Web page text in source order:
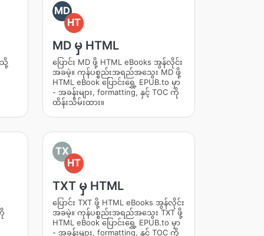
သို့
MD
HT
MD မှ HTML
ပြောင်း MD ဖို့ HTML eBooks အွန်လိုင်း
အခမဲ့။ ကုန်ပစ္စည်းအရည်အသွေး MD ဖို့
HTML eBook ပြောင်းရွှေ့ EPUB.to မှာ
- အခန်းများ, formatting, နှင့် TOC ကို
ထိန်းသိမ်းထား။
TX
HT
TXT မှ HTML
ပြောင်း TXT ဖို့ HTML eBooks အွန်လိုင်း
အခမဲ့။ ကုန်ပစ္စည်းအရည်အသွေး TXT ဖို့
HTML eBook ပြောင်းရွှေ့ EPUB.to မှာ
- အခန်းများ, formatting, နှင့် TOC ကို